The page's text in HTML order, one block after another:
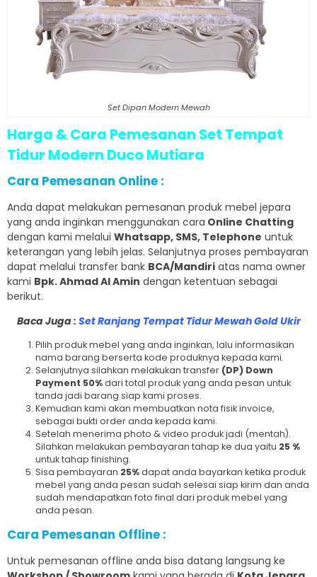
Set Dipan Modern Mewah
Harga & Cara Pemesanan Set Tempat
Tidur Modern Duco Mutiara
Cara Pemesanan Online :
Anda dapat melakukan pemesanan produk mebel jepara
yang anda inginkan menggunakan cara Online Chatting
dengan kami melalui Whatsapp, SMS, Telephone untuk
keterangan yang lebih jelas. Selanjutnya proses pembayaran
dapat melalui transfer bank BCA/Mandiri atas nama owner
kami Bpk. Ahmad Al Amin dengan ketentuan sebagai
berikut.
Baca Juga : Set Ranjang Tempat Tidur Mewah Gold Ukir
Pilih produk mebel yang anda inginkan, lalu informasikan
nama barang berserta kode produknya kepada kami.
Selanjutnya silahkan melakukan transfer (DP) Down
Payment 50%dari total produk yang anda pesan untuk
tanda jadi barang siap kami proses.
Kemudian kami akan membuatkan nota fisik invoice,
sebagai bukti order anda kepada kami.
Setelah menerima photo & video produk jadi (mentah).
Silahkan melakukan pembayaran tahap ke dua yaitu 25 %
untuk tahap finishing.
Sisa pembayaran 25%dapat anda bayarkan ketika produk
mebel yang anda pesan sudah selesai siap kirim dan anda
sudah mendapatkan foto final dari produk mebel yang
anda pesan.
Cara Pemesanan Offline :
Untuk pemesanan offline anda bisa datang langsung ke